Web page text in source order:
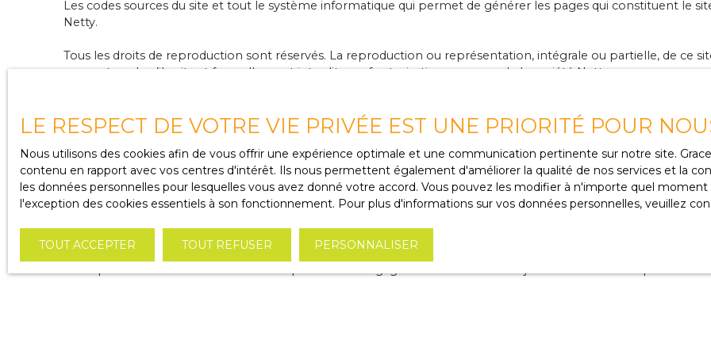
Les codes sources du site et tout le système informatique qui permet de générer les pages qui constituent le
Netty.
Tous les droits de reproduction sont réservés. La reproduction ou représentation, intégrale ou partielle, de ce
support quel qu’il soit est formellement interdite sauf autorisation expresse de la société Netty.
ou un partenariat entre ACTION IMMOBILIER et les sociétés éditrices des sites externes. Dès lors, l’éditeur du
contenus, leurs produits, leurs publicités ou tous éléments ou services présentés. En outre, l’éditeur du
continue du contenu de ces sites.
Force majeure
LE RESPECT DE VOTRE VIE PRIVÉE EST UNE PRIORITÉ POUR
Nous utilisons des cookies afin de vous offrir une expérience optimale et une communication pertinente sur notre site.
contenu en rapport avec vos centres d'intérêt. Ils nous permettent également d'améliorer la qualité de nos services et la
les données personnelles pour lesquelles vous avez donné votre accord. Vous pouvez les modifier à n'importe quel moment
l'exception des cookies essentiels à son fonctionnement. Pour plus d'informations sur vos données personnelles, veuillez
TOUT ACCEPTER TOUT REFUSER PERSONNALISER